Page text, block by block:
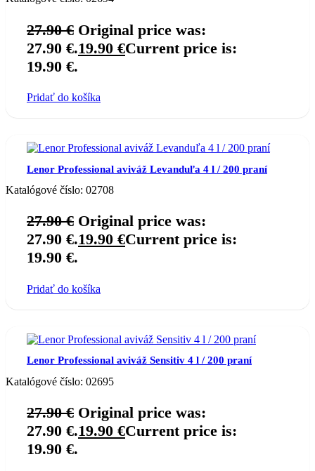
27.90€ Original price was:
27.90 €.19.90 €Current price is:
19.90 €.
Pridať do košíka
Lenor Professional aviváž Levanduľa 4 l / 200 praní
Katalógové číslo: 02708
27.90€ Original price was:
27.90 €.19.90 €Current price is:
19.90 €.
Pridať do košíka
Lenor Professional aviváž Sensitiv 4 l / 200 praní
Katalógové číslo: 02695
27.90€ Original price was:
27.90 €.19.90 €Current price is:
19.90 €.